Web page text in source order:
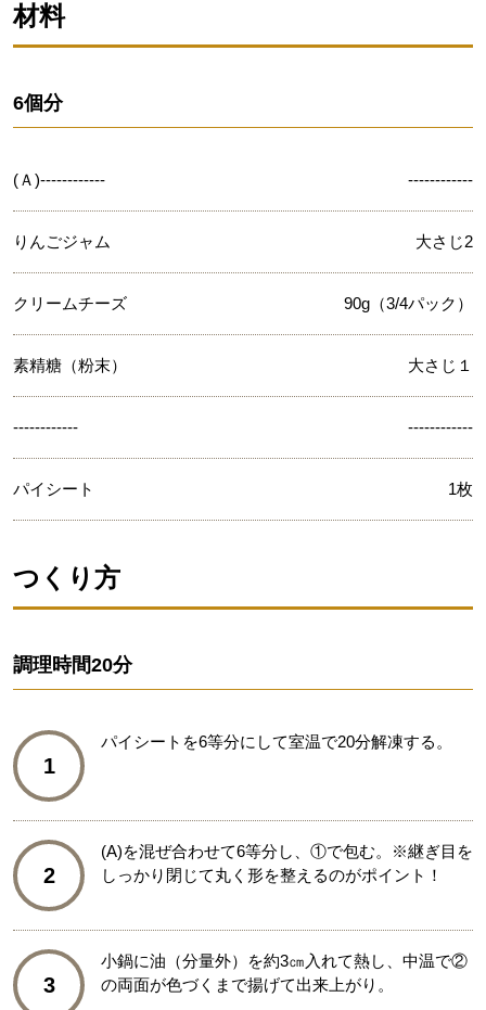
材料
6個分
(Ａ)------------ ------------
りんごジャム 大さじ2
クリームチーズ 90g（3/4パック）
素精糖（粉末） 大さじ１
------------ ------------
パイシート 1枚
つくり方
調理時間20分
1
パイシートを6等分にして室温で20分解凍する。
2
(A)を混ぜ合わせて6等分し、①で包む。※継ぎ目を
しっかり閉じて丸く形を整えるのがポイント！
3
小鍋に油（分量外）を約3㎝入れて熱し、中温で②
の両面が色づくまで揚げて出来上がり。